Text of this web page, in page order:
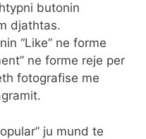
butonin
djathtas.
“Like” ne forme
ne forme reje per
fotografise me
ju mund te